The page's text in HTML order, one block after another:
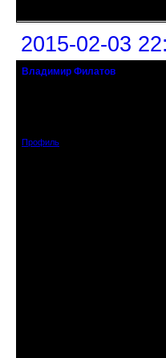
2015-02-03
Владимир Филатов
Профиль